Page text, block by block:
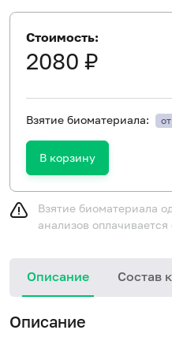
Стоимость:
2080 ₽
Взятие биоматериала:
В корзину
Взятие биоматериала
анализов оплачивается
Описание Состав
Описание